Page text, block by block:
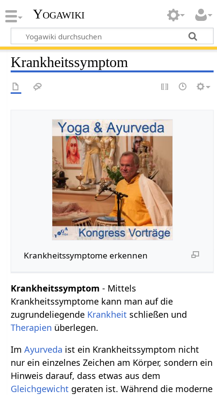
Yogawiki
Krankheitssymptom
Krankheitssymptome erkennen
Krankheitssymptom - Mittels
Krankheitssymptome kann man auf die
zugrundeliegende Krankheit schließen und
Therapien überlegen.
ImAyurveda ist ein Krankheitssymptom nicht
nur ein einzelnes Zeichen am Körper, sondern ein
Hinweis darauf, dass etwas aus dem
Gleichgewicht geraten ist. Während die moderne